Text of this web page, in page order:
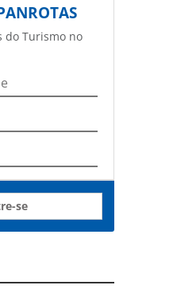
do Turismo no
se